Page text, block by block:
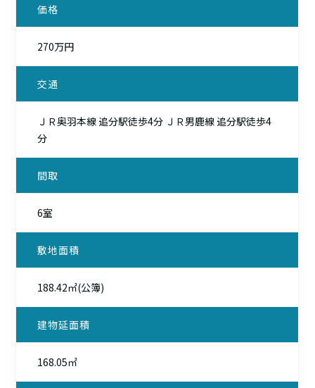
価格
270万円
交通
ＪＲ奥羽本線 追分駅徒歩4分 ＪＲ男鹿線 追分駅徒歩4
分
間取
6室
敷地面積
188.42㎡(公簿)
建物延面積
168.05㎡